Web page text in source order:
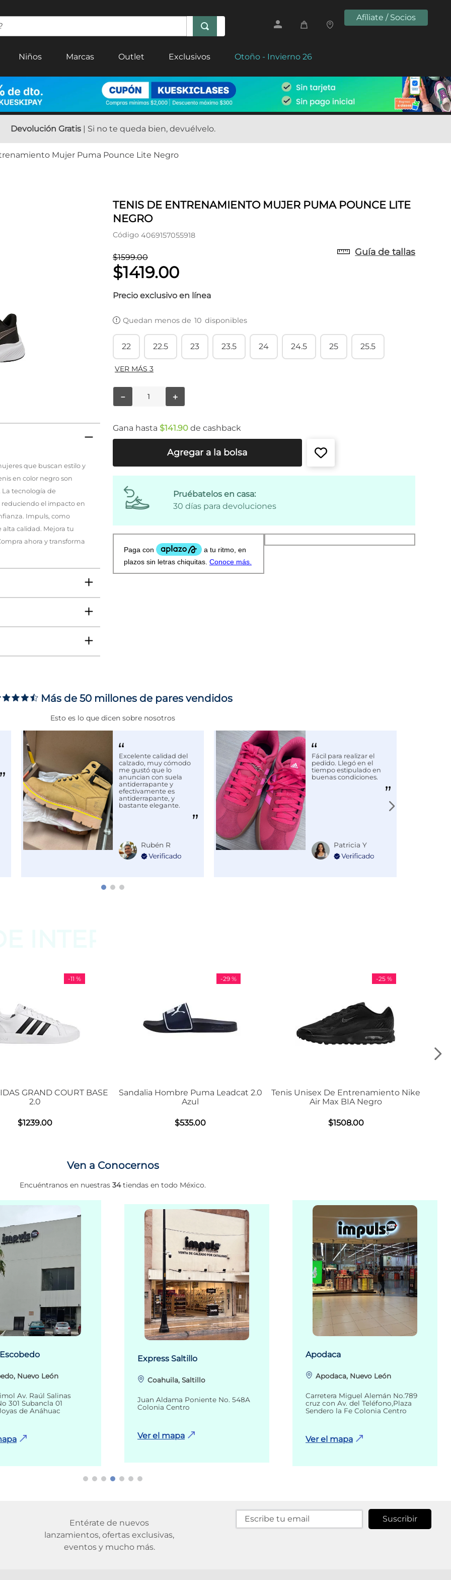
Afíliate / Socios
Niños Marcas Outlet Exclusivos Otoño - Invierno 26
Devolución Gratis| Si no te queda bien, devuélvelo.
Mujer Puma Pounce Lite Negro
que buscan estilo y
en color negro son
tecnología de
el impacto en
Impuls, como
calidad. Mejora tu
ahora y transforma
más reconocidas a
rendimiento y estilo
en moda deportiva y
.
TENIS DE ENTRENAMIENTO MUJER PUMA POUNCE LITE
NEGRO
Código 4069157055918
$1599.00
$1419.00
Precio exclusivo en línea
Guía de tallas
Quedan menos de 10 disponibles
22 22.5 23 23.5 24 24.5 25 25.5
VER MÁS 3
＋
－
Gana hasta $141.90 de cashback
Agregar a la bolsa
Pruébatelos en casa:
30 días para devoluciones
Más de 50 millones de pares vendidos
Esto es lo que dicen sobre nosotros
Excelente calidad del
calzado, muy cómodo
me gustó que lo
anuncian con suela
antiderrapante y
efectivamente es
antiderrapante, y
bastante elegante.
Rubén R
Fácil para realizar el
pedido. Llegó en el
tiempo estipulado en
buenas condiciones.
Patricia Y
COURT BASE
00
Sandalia Hombre Puma Leadcat 2.0
Tenis Unisex De Entrenamiento Nike
Air Max BIA Negro
00
Tenis
Ven a Conocernos
Encuéntranos en nuestras 34tiendas en todo México.
Nuevo León
Av. Raúl Salinas
301 Subancla 01
de Anáhuac
Express Saltillo
Coahuila, Saltillo
Juan Aldama Poniente No. 548A
Colonia Centro
Ver el mapa
Apodaca
Apodaca, Nuevo León
Carretera Miguel Alemán No.789
cruz con Av. del Teléfono,Plaza
Sendero la Fe Colonia Centro
Ver el mapa
Entérate de nuevos
lanzamientos, ofertas exclusivas,
eventos y mucho más.
Suscribir